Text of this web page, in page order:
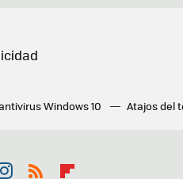
Windows 10 Atajos del